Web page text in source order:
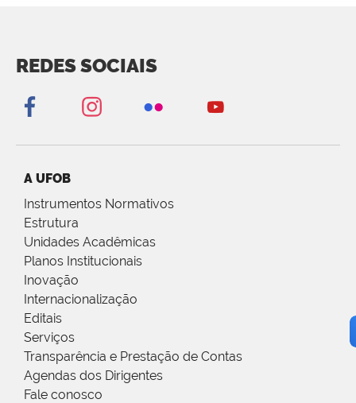
REDES SOCIAIS
A UFOB
Instrumentos Normativos
Estrutura
Unidades Acadêmicas
Planos Institucionais
Inovação
Internacionalização
Editais
Serviços
Transparência e Prestação de Contas
Agendas dos Dirigentes
Fale conosco